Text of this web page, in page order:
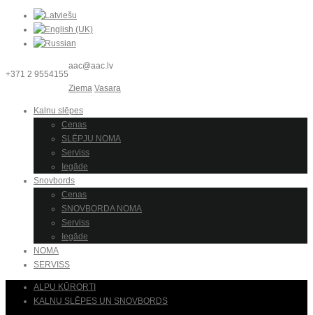
+371 2 9554155
aac@aac.lv
Ziema Vasara
Kalnu slēpes
Cenas
SLĒPJU NOMA
Serviss
Iegāde
Snovbords
Cenas
SNOVBORDA NOMA
Serviss
Iegāde
NOMA
SERVISS
ALPU KŪRORTI
KALNU SLĒPES UN SNOVBORDS